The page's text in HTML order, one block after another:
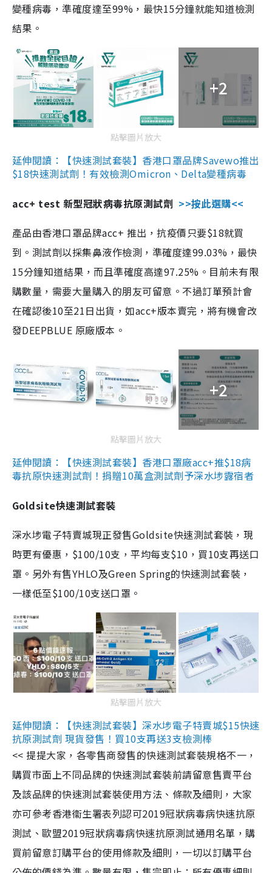
變種病毒，準確度達至99%，最快15分鐘就能知道檢測
結果。
+2
點擊圖片放大
延伸閱讀：【快速測試套裝】香港口罩品牌Savewo推出
$18快速測試劑！有效檢測Omicron、Delta變種病毒
acc+ test 新型冠狀病毒抗原測試劑 >>按此選購<<
產品由香港口罩品牌acc+ 推出，抗疫價只要$18就買
到。測試劑以採集鼻液作檢測，準確度達99.03%，最快
15分鐘知道結果，而且準確度高達97.25%。目前未有限
購數量，需要大量購入的朋友可留意。不過訂單預計會
在確認後10至21日出貨，如acc+版本賣完，將有機會改
發DEEPBLUE 原廠版本。
+2
點擊圖片放大
延伸閱讀：【快速測試套裝】香港口罩廠acc+推$18病
毒抗原快速測試劑！捐贈10萬盒測試劑予深水埗露宿者
Goldsite快速測試套裝
深水埗電子特賣城現正發售Goldsite快速測試套裝，現
時更有優惠，$100/10支，平均每支$10，買10支再送口
罩。另外有售YHLO及Green Spring的快速測試套裝，
一樣低至$100/10支送口罩。
點擊圖片放大
延伸閱讀：【快速測試套裝】深水埗電子特賣城$15快速
抗原測試劑 現貨發售！買10支再送3支檢測棒
<< 提提大家，各零售商發售的快速測試套裝規格不一，
購買市面上不同品牌的快速測試套裝前請留意售賣平台
及該品牌的快速測試套裝使用方法、條款及細則，大家
亦可參考香港衞生署表列認可2019冠狀病毒病快速抗原
測試、歐盟2019冠狀病毒病快速抗原測試通用名單，購
買前留意訂購平台的使用條款及細則，一切以訂購平台